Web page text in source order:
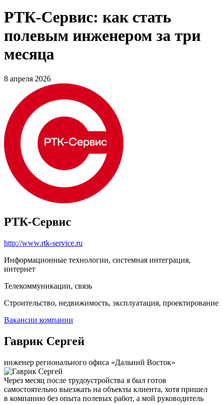
РТК-Сервис: как стать
полевым инженером за три
месяца
8 апреля 2026
РТК-Сервис
http://www.rtk-service.ru
Информационные технологии, системная интеграция,
интернет
Телекоммуникации, связь
Строительство, недвижимость, эксплуатация, проектирование
Вакансии компании
Гаврик Сергей
инженер регионального офиса «Дальний Восток»
Через месяц после трудоустройства я был готов
самостоятельно выезжать на объекты клиента, хотя пришел
в компанию без опыта полевых работ, а мой руководитель